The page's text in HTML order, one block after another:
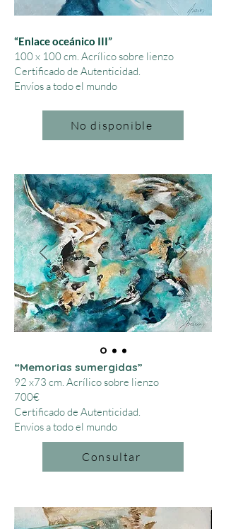
“Enlace oceánico III”
100 x 100 cm. Acrílico sobre lienzo
Certificado de Autenticidad.
Envíos a todo el mundo
No disponible
“Memorias sumergidas”
92 x73 cm. Acrílico sobre lienzo
700€
Certificado de Autenticidad.
Envíos a todo el mundo
Consultar